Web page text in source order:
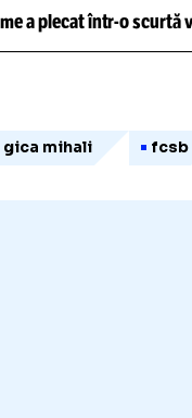
a plecat într-o scurtă
gica mihali fcsb